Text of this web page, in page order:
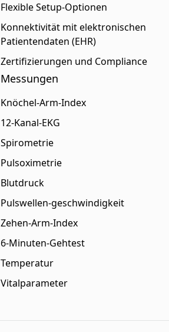
Flexible Setup-Optionen
Konnektivität mit elektronischen
Patientendaten (EHR)
Zertifizierungen und Compliance
Messungen
Knöchel-Arm-Index
12-Kanal-EKG
Spirometrie
Pulsoximetrie
Blutdruck
Pulswellen-geschwindigkeit
Zehen-Arm-Index
6-Minuten-Gehtest
Temperatur
Vitalparameter